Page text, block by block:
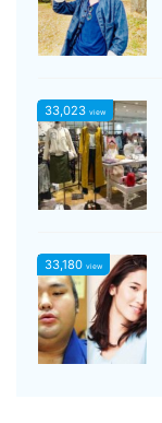
33,023 view
33,180 view